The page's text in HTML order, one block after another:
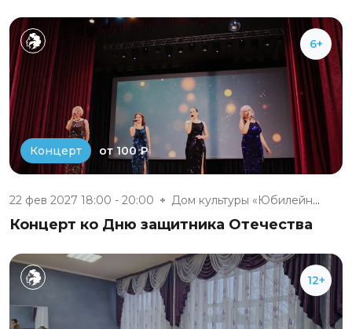
6+
Концерт от 100 ₽
22 фев 2027 18:00 - 20:00 Дом культуры «Юбилейный» п. Бе...
Концерт ко Дню защитника Отечества
12+